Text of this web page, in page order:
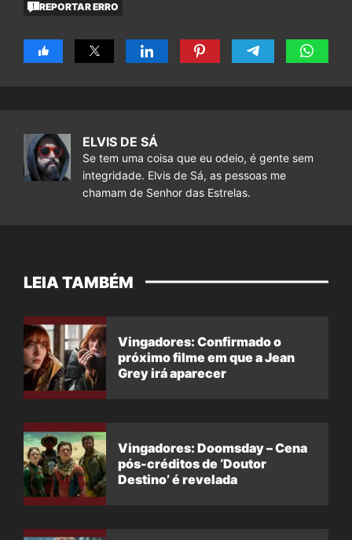
REPORTAR ERRO
ELVIS DE SÁ
Se tem uma coisa que eu odeio, é gente sem
integridade. Elvis de Sá, as pessoas me
chamam de Senhor das Estrelas.
LEIA TAMBÉM
Vingadores: Confirmado o
próximo filme em que a Jean
Grey irá aparecer
Vingadores: Doomsday – Cena
pós-créditos de ‘Doutor
Destino’ é revelada